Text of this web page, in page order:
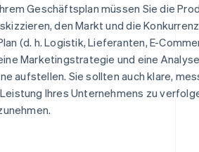
Geschäftsplan müssen Sie die
den Markt und die
(d. h. Logistik, Lieferanten, E-
Marketingstrategie und eine
aufstellen. Sie sollten auch klare,
Ihres Unternehmens zu